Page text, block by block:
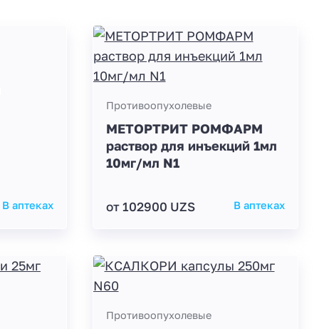
В аптеках
Противоопухолевые
МЕТОРТРИТ РОМФАРМ
раствор для инъекций 1мл
10мг/мл N1
от 102900 UZS В аптеках
Противоопухолевые